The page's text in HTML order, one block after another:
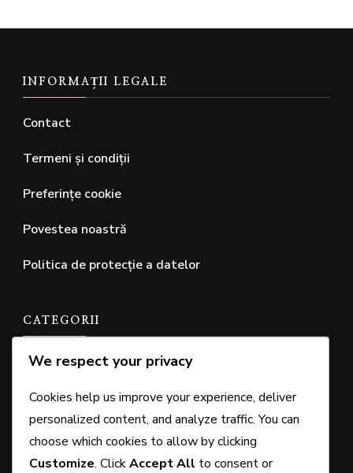
INFORMAȚII LEGALE
Contact
Termeni și condiții
Preferințe cookie
Povestea noastră
Politica de protecție a datelor
CATEGORII
Planul terenului de golf Putt Putt
Regulile Oficiale ale Putt Putt Golf
Sisteme de scor pentru Putt Putt Golf
We respect your privacy
Cookies help us improve your experience, deliver
personalized content, and analyze traffic. You can
choose which cookies to allow by clicking
Customize. ClickAccept All to consent or